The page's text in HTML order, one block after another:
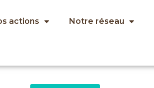
actions Notre réseau